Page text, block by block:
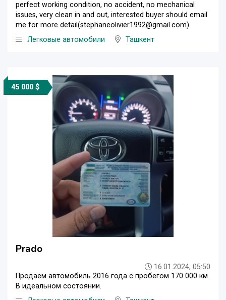
perfect working condition, no accident, no mechanical
issues, very clean in and out, interested buyer should email
me for more detail(stephaneolivier1992@gmail.com)
Легковые автомобили
Ташкент
45 000 $
Prado
16.01.2024, 05:50
Продаем автомобиль 2016 года с пробегом 170 000 км.
В идеальном состоянии.